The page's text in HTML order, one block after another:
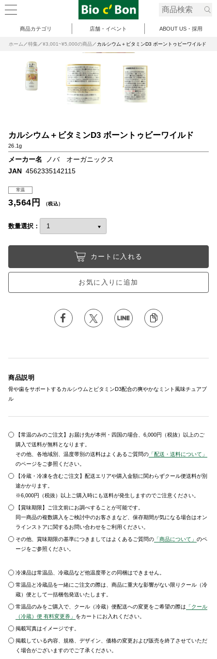
商品カテゴリ 店舗・イベント ABOUT US・採用
ホーム 特集 ¥3,001~¥5,000の商品 カルシウム＋ビタミンD3 ボーントゥビーワイルド
カルシウム＋ビタミンD3 ボーントゥビーワイルド
26.1g
メーカー名
ノバ オーガニックス
JAN 4562335142115
常温
3,564円 （税込）
数量選択：
カートに入れる
お気に入りに追加
商品説明
骨や歯をサポートするカルシウムとビタミンD3配合の爽やかなミント風味チュアブ
ル
【常温のみのご注文】お届け先が本州・四国の場合、6,000円（税抜）以上のご
購入で送料が無料となります。
その他、各地域別、温度帯別の送料はよくあるご質問の 「配送・送料について」
のページをご参照ください。
【冷蔵・冷凍を含むご注文】配送エリアや購入金額に関わらずクール便送料が別
途かかります。
※6,000円（税抜）以上ご購入時にも送料が発生しますのでご注意ください。
【賞味期限】ご注文前にお調べすることが可能です。
同一商品の複数購入をご検討中のお客さまなど、保存期間が気になる場合はオン
ラインストアに関するお問い合わせをご利用ください。
その他、賞味期限の基準につきましてはよくあるご質問の 「商品について」のペ
ージをご参照ください。
冷凍品は常温品、冷蔵品など他温度帯との同梱はできません。
常温品と冷蔵品を一緒にご注文の際は、商品に重大な影響がない限りクール（冷
蔵）便として一括梱包発送いたします。
常温品のみをご購入で、クール（冷蔵）便配送への変更をご希望の際は 「クール
（冷蔵）便 有料変更券」 をカートにお入れください。
掲載写真はイメージです。
掲載している内容、規格、デザイン、価格の変更および販売を終了させていただ
く場合がございますのでご了承ください。